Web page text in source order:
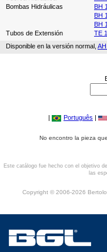
Bombas Hidráulicas
BH
BH
BH
Tubos de Extensión
TE
Disponible en la versión normal,
| Português |
No encontro la pieza
Este catálogo fue hecho con el objetivo
las
Copyright © 2006-2026